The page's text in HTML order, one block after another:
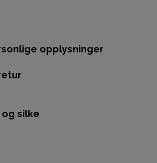
opplysninger
silke